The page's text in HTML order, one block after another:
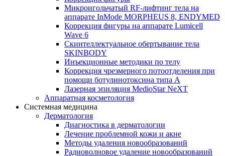
Микроигольчатый RF-лифтинг тела на
аппарате InMode MORPHEUS 8, ENDYMED
Коррекция фигуры на аппарате Lumicell
Wave 6
Скинтеллектуальное обертывание тела
SKINBODY
Инъекционные методики по телу
Коррекция чрезмерного потоотделения при
помощи ботулинотоксина типа А
Лазерная эпиляция MedioStar NeXT
Аппаратная косметология
Системная медицина
Дерматология
Диагностика в дерматологии
Лечение проблемной кожи и акне
Методы удаления новообразований
Радиоволновое удаление новообразований